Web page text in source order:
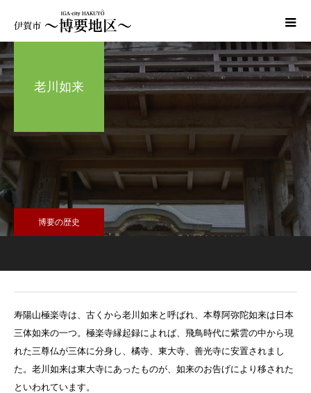
老川如来
博要の歴史
寿陽山極楽寺は、古くから老川如来と呼ばれ、本尊阿弥陀如来は日本
三体如来の一つ。極楽寺縁起録によれば、飛鳥時代に紫雲の中から現
れた三尊仏が三体に分身し、橘寺、東大寺、善光寺に安置されまし
た。老川如来は東大寺にあったものが、如来のお告げにより移された
といわれています。